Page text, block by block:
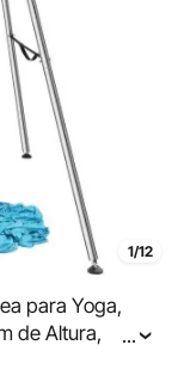
1/12
para Yoga,
de Altura,
Carga
...